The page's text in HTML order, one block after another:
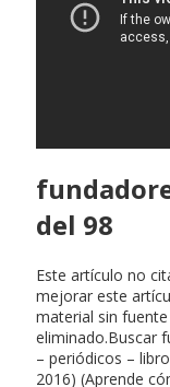
del 98
Este artículo no
mejorar este
material sin
eliminado.Buscar
– periódicos –
2016) (Aprende